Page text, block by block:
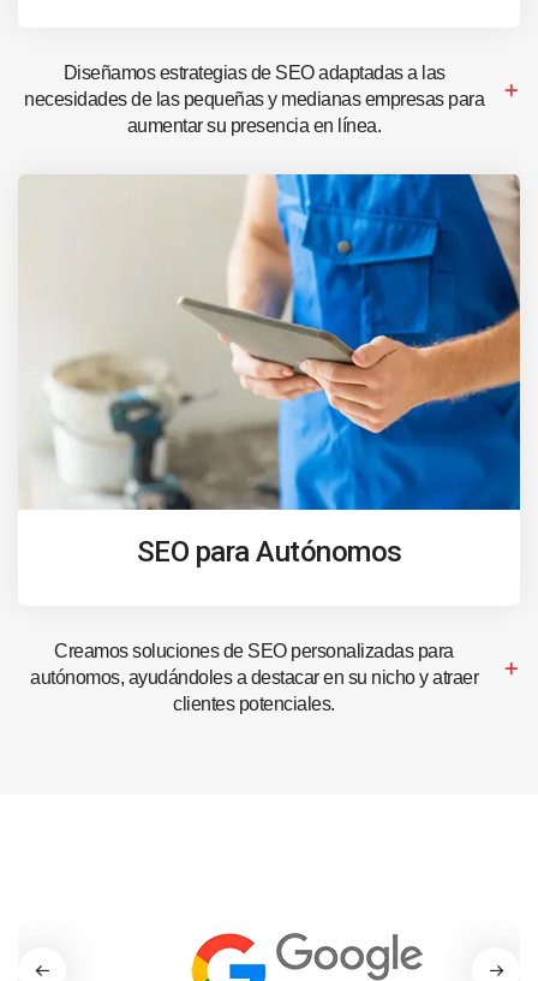
Diseñamos estrategias de SEO adaptadas a las
necesidades de las pequeñas y medianas empresas para
aumentar su presencia en línea.
SEO para Autónomos
Creamos soluciones de SEO personalizadas para
autónomos, ayudándoles a destacar en su nicho y atraer
clientes potenciales.